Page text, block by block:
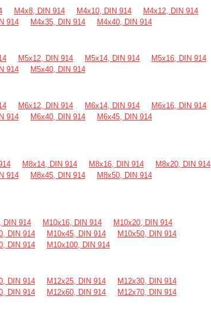
М4х8, DIN 914 М4х10, DIN 914
М4х12, DIN 914
914 М4х35, DIN 914 М4х40, DIN 914
М5х12, DIN 914 М5х14, DIN 914
М5х16, DIN 914
914 М5х40, DIN 914
М6х12, DIN 914 М6х14, DIN 914
М6х16, DIN 914
914 М6х40, DIN 914
М6х45, DIN 914
М8х14, DIN 914 М8х16, DIN 914
М8х20, DIN 914
914 М8х45, DIN 914
М8х50, DIN 914
DIN 914 М10х16, DIN 914
М10х20, DIN 914
DIN 914 М10х45, DIN 914
М10х50, DIN 914
DIN 914 М10х100, DIN 914
DIN 914 М12х25, DIN 914
М12х30, DIN 914
DIN 914 М12х60, DIN 914
М12х70, DIN 914